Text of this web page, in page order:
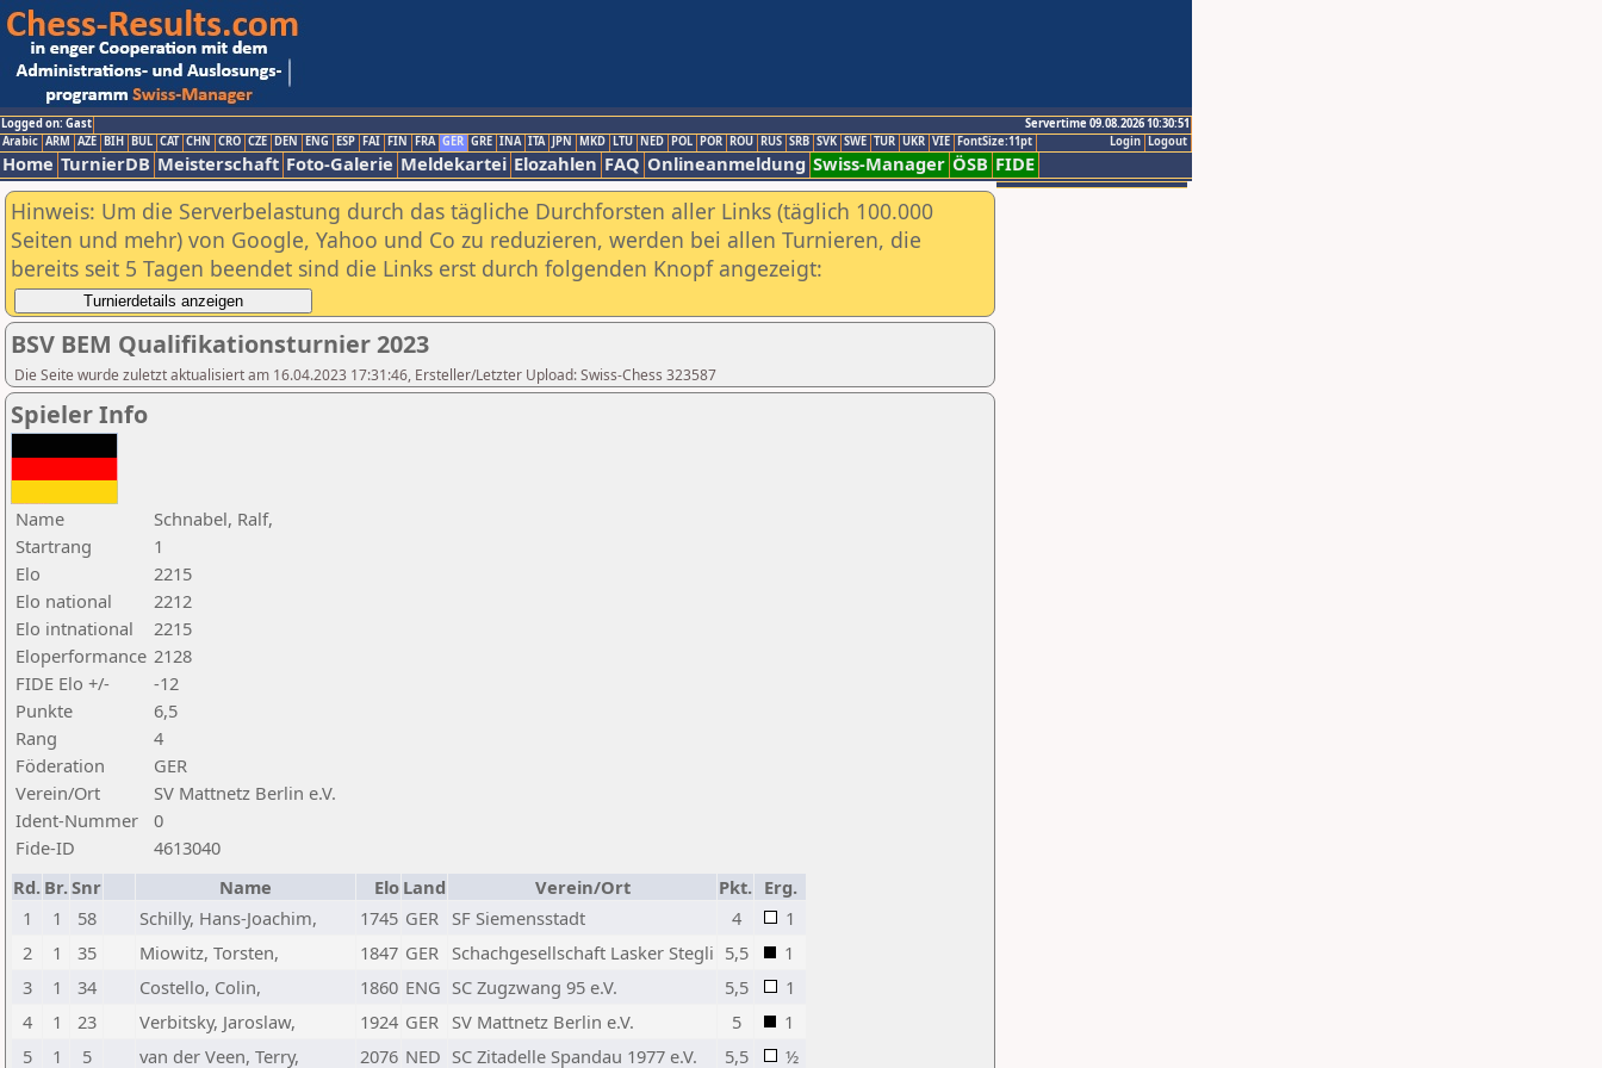
Logged on: Gast
Servertime 09.08.2026 10:30:51
Logout
Login
Arabic ARM AZE BIH BUL CAT CHN CRO CZE DEN ENG ESP FAI FIN FRA GER GRE INA ITA JPN MKD LTU NED POL POR ROU RUS SRB SVK SWE TUR UKR VIE FontSize:11pt
Home TurnierDB Meisterschaft Foto-Galerie Meldekartei Elozahlen FAQ Onlineanmeldung Swiss-Manager ÖSB FIDE
Hinweis: Um die Serverbelastung durch das tägliche Durchforsten aller Links (täglich 100.000
Seiten und mehr) von Google, Yahoo und Co zu reduzieren, werden bei allen Turnieren, die
bereits seit 5 Tagen beendet sind die Links erst durch folgenden Knopf angezeigt:
BSV BEM Qualifikationsturnier 2023
Die Seite wurde zuletzt aktualisiert am 16.04.2023 17:31:46, Ersteller/Letzter Upload: Swiss-Chess 323587
Spieler Info
Name
Schnabel, Ralf,
Startrang
1
Elo
2215
Elo national
2212
Elo intnational
2215
Eloperformance 2128
FIDE Elo +/-
-12
Punkte
6,5
Rang
4
Föderation
GER
Verein/Ort
SV Mattnetz Berlin e.V.
Ident-Nummer
0
Fide-ID
4613040
Rd. Br.Snr Name Elo Land Verein/Ort Pkt. Erg.
1
1 58 Schilly, Hans-Joachim, 1745 GER SF Siemensstadt 4
1
2
1 35 Miowitz, Torsten, 1847 GER Schachgesellschaft Lasker Stegli 5,5
1
3
1 34 Costello, Colin, 1860 ENG SC Zugzwang 95 e.V. 5,5
1
4
1 23 Verbitsky, Jaroslaw, 1924 GER SV Mattnetz Berlin e.V. 5
1
5
1 5 van der Veen, Terry, 2076 NED SC Zitadelle Spandau 1977 e.V. 5,5 ½